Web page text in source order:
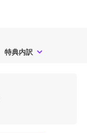
特典内訳